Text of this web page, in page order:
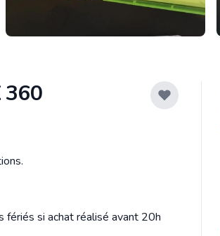
360
fériés si achat réalisé avant 20h